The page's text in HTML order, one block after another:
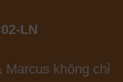
LN
Marcus không chỉ